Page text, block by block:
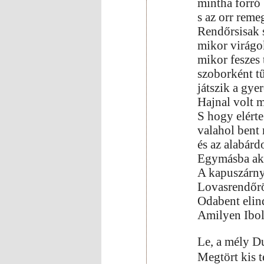
mintha forró
s az orr
Rendőrsisak
mikor
mikor
szoborként
játszik a
Hajnal volt
S hogy
valahol bent
és az
Egymásba
A
Odabent
Amilyen
Le, a mély
Megtört kis